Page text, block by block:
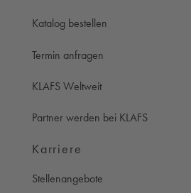
Katalog bestellen
Termin anfragen
KLAFS Weltweit
Partner werden bei KLAFS
Karriere
Stellenangebote